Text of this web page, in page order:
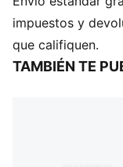
Cubierta
materiales
DETALLES
impuestos y
que califiquen.
TAMBIÉN TE